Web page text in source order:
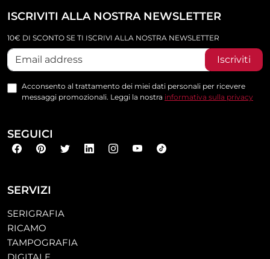
SERVIZI
SERIGRAFIA
RICAMO
TAMPOGRAFIA
ISCRIVITI ALLA NOSTRA NEWSLETTER
10€ DI SCONTO SE TI ISCRIVI ALLA NOSTRA NEWSLETTER
Iscriviti
Acconsento al trattamento dei miei dati personali per ricevere
messaggi promozionali. Leggi la nostra informativa sulla privacy
SEGUICI